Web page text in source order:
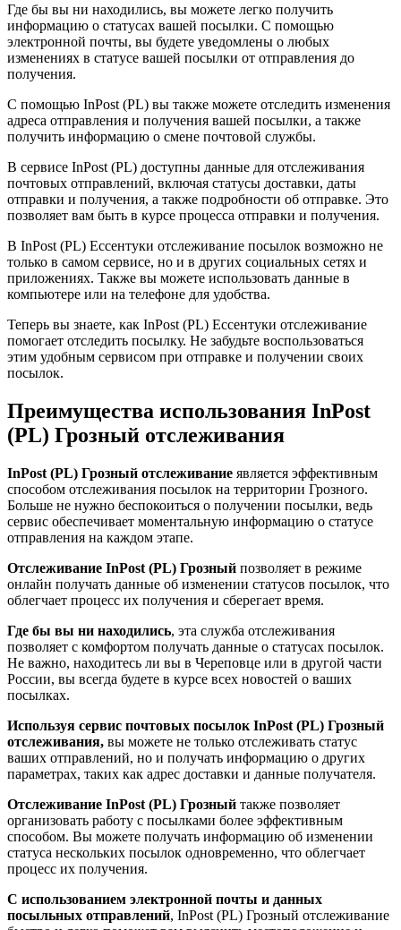
Где бы вы ни находились, вы можете легко получить
информацию о статусах вашей посылки. С помощью
электронной почты, вы будете уведомлены о любых
изменениях в статусе вашей посылки от отправления до
получения.
С помощью InPost (PL) вы также можете отследить изменения
адреса отправления и получения вашей посылки, а также
получить информацию о смене почтовой службы.
В сервисе InPost (PL) доступны данные для отслеживания
почтовых отправлений, включая статусы доставки, даты
отправки и получения, а также подробности об отправке. Это
позволяет вам быть в курсе процесса отправки и получения.
В InPost (PL) Ессентуки отслеживание посылок возможно не
только в самом сервисе, но и в других социальных сетях и
приложениях. Также вы можете использовать данные в
компьютере или на телефоне для удобства.
Теперь вы знаете, как InPost (PL) Ессентуки отслеживание
помогает отследить посылку. Не забудьте воспользоваться
этим удобным сервисом при отправке и получении своих
посылок.
Преимущества использования InPost
(PL) Грозный отслеживания
InPost (PL) Грозный отслеживание является эффективным
способом отслеживания посылок на территории Грозного.
Больше не нужно беспокоиться о получении посылки, ведь
сервис обеспечивает моментальную информацию о статусе
отправления на каждом этапе.
Отслеживание InPost (PL) Грозный позволяет в режиме
онлайн получать данные об изменении статусов посылок, что
облегчает процесс их получения и сберегает время.
Где бы вы ни находились, эта служба отслеживания
позволяет с комфортом получать данные о статусах посылок.
Не важно, находитесь ли вы в Череповце или в другой части
России, вы всегда будете в курсе всех новостей о ваших
посылках.
Используя сервис почтовых посылок InPost (PL) Грозный
отслеживания, вы можете не только отслеживать статус
ваших отправлений, но и получать информацию о других
параметрах, таких как адрес доставки и данные получателя.
Отслеживание InPost (PL) Грозный также позволяет
организовать работу с посылками более эффективным
способом. Вы можете получать информацию об изменении
статуса нескольких посылок одновременно, что облегчает
процесс их получения.
С использованием электронной почты и данных
посыльных отправлений, InPost (PL) Грозный отслеживание